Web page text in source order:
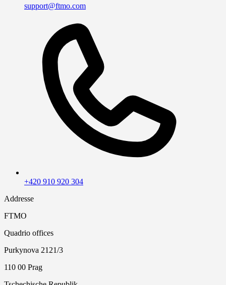
support@ftmo.com
+420 910 920 304
Addresse
FTMO
Quadrio offices
Purkynova 2121/3
110 00 Prag